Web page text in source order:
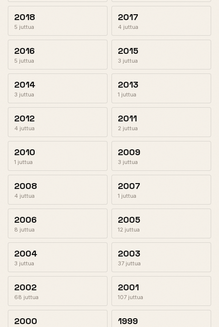
2018
5 juttua
2017
4 juttua
2016
5 juttua
2015
3 juttua
2014
3 juttua
2013
1 juttua
2012
4 juttua
2011
2 juttua
2010
1 juttua
2009
3 juttua
2008
4 juttua
2007
1 juttua
2006
8 juttua
2005
12 juttua
2004
3 juttua
2003
37 juttua
2002
68 juttua
2001
107 juttua
2000 1999